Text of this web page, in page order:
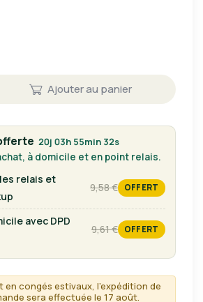
Ajouter au panier
20j 03h 55min 32s
à domicile et en point relais.
relais et
9,58 €
tarif habituel
OFFERT
avec DPD
9,61 €
tarif habituel
OFFERT
en congés estivaux, l'expédition de
sera effectuée le 17 août.